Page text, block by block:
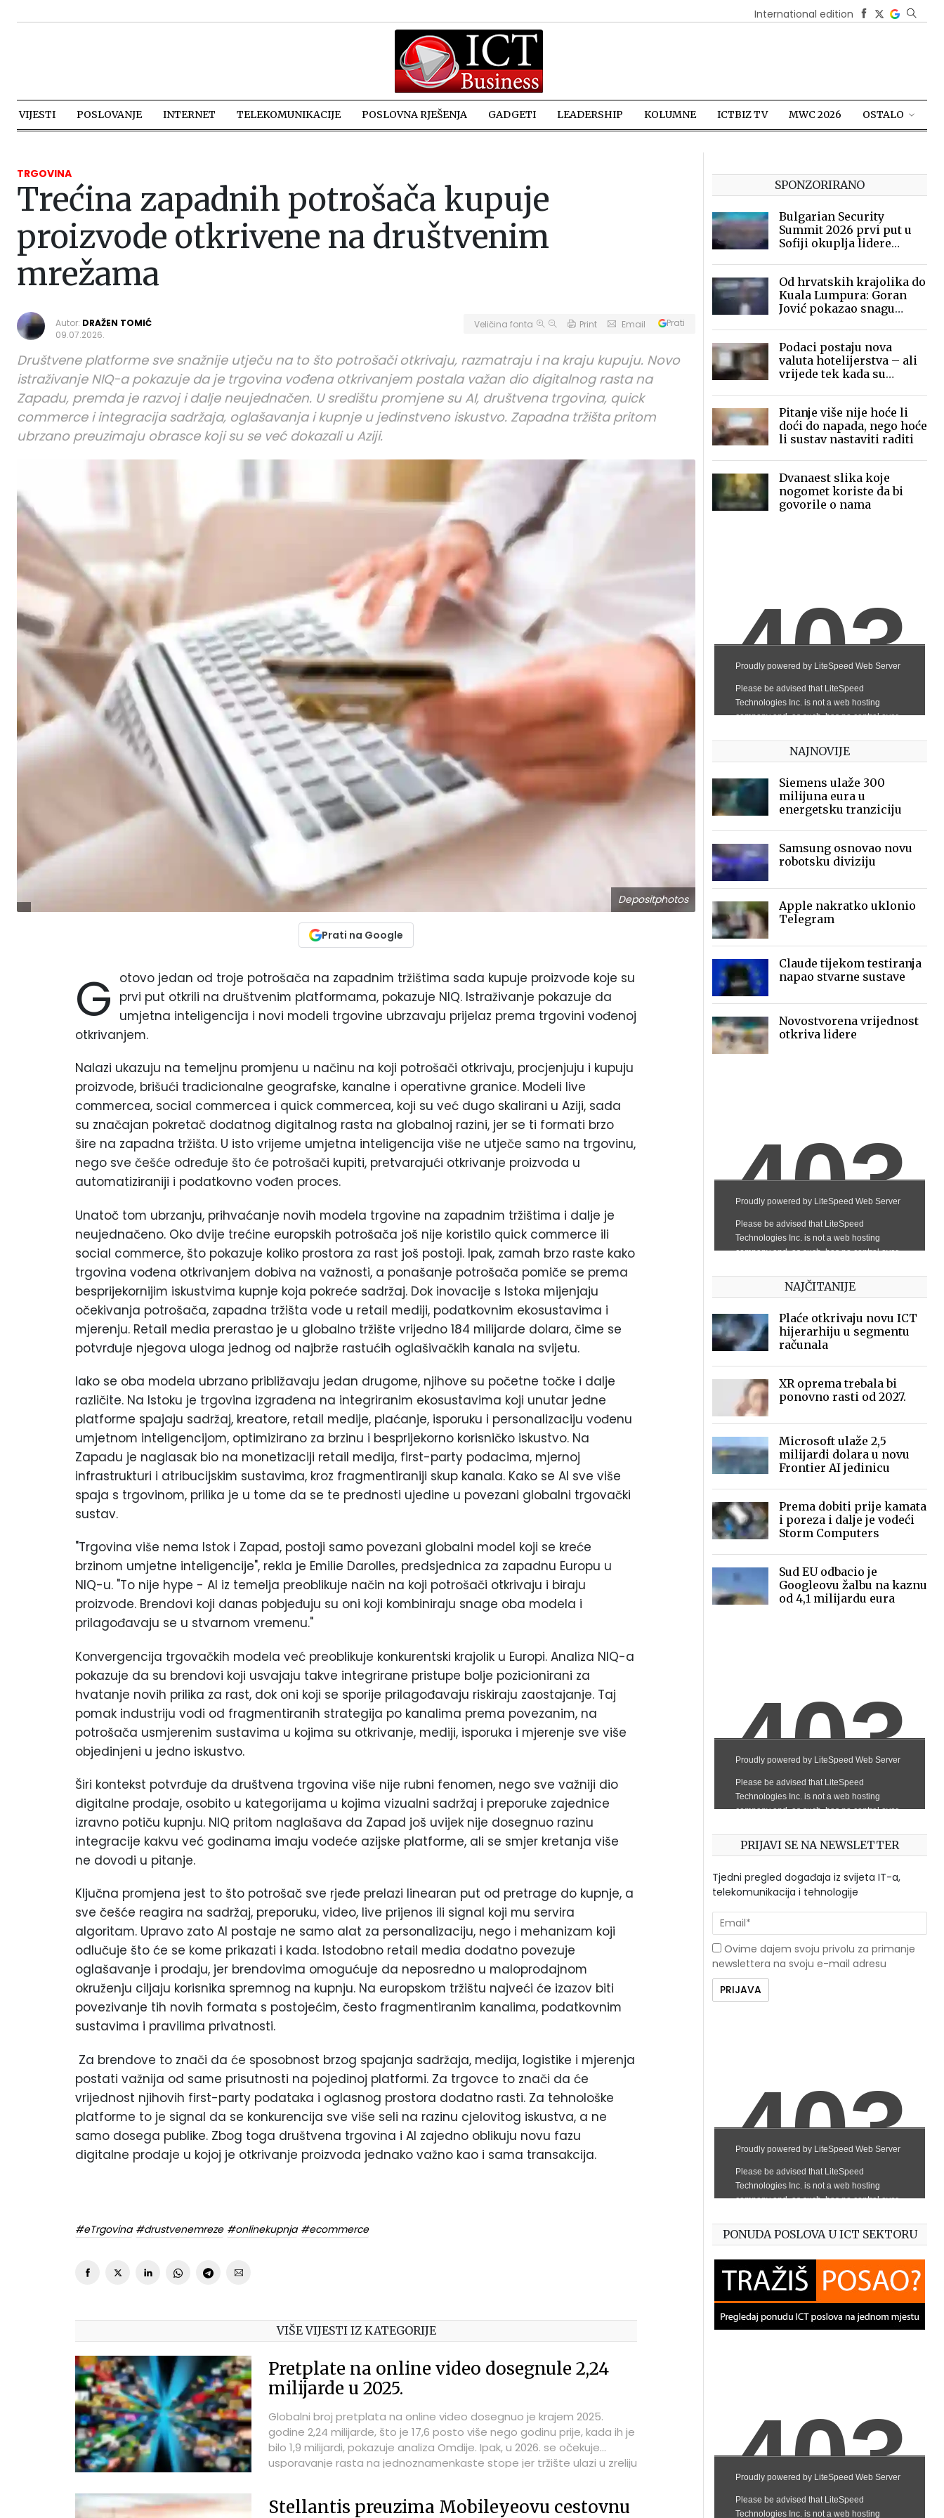
International edition
VIJESTI POSLOVANJE INTERNET TELEKOMUNIKACIJE POSLOVNA RJEŠENJA GADGETI LEADERSHIP KOLUMNE ICTBIZ TV MWC 2026 OSTALO
TRGOVINA
Trećina zapadnih potrošača kupuje
proizvode otkrivene na društvenim
mrežama
Autor: DRAŽEN TOMIĆ
09.07.2026.
Veličina fonta Print Email Prati
Društvene platforme sve snažnije utječu na to što potrošači otkrivaju, razmatraju i na kraju kupuju. Novo
istraživanje NIQ-a pokazuje da je trgovina vođena otkrivanjem postala važan dio digitalnog rasta na
Zapadu, premda je razvoj i dalje neujednačen. U središtu promjene su AI, društvena trgovina, quick
commerce i integracija sadržaja, oglašavanja i kupnje u jedinstveno iskustvo. Zapadna tržišta pritom
ubrzano preuzimaju obrasce koji su se već dokazali u Aziji.
Depositphotos
Prati na Google
G otovo jedan od troje potrošača na zapadnim tržištima sada kupuje proizvode koje su
prvi put otkrili na društvenim platformama, pokazuje NIQ. Istraživanje pokazuje da
umjetna inteligencija i novi modeli trgovine ubrzavaju prijelaz prema trgovini vođenoj
otkrivanjem.
Nalazi ukazuju na temeljnu promjenu u načinu na koji potrošači otkrivaju, procjenjuju i kupuju
proizvode, brišući tradicionalne geografske, kanalne i operativne granice. Modeli live
commercea, social commercea i quick commercea, koji su već dugo skalirani u Aziji, sada
su značajan pokretač dodatnog digitalnog rasta na globalnoj razini, jer se ti formati brzo
šire na zapadna tržišta. U isto vrijeme umjetna inteligencija više ne utječe samo na trgovinu,
nego sve češće određuje što će potrošači kupiti, pretvarajući otkrivanje proizvoda u
automatiziraniji i podatkovno vođen proces.
Unatoč tom ubrzanju, prihvaćanje novih modela trgovine na zapadnim tržištima i dalje je
neujednačeno. Oko dvije trećine europskih potrošača još nije koristilo quick commerce ili
social commerce, što pokazuje koliko prostora za rast još postoji. Ipak, zamah brzo raste kako
trgovina vođena otkrivanjem dobiva na važnosti, a ponašanje potrošača pomiče se prema
besprijekornijim iskustvima kupnje koja pokreće sadržaj. Dok inovacije s Istoka mijenjaju
očekivanja potrošača, zapadna tržišta vode u retail mediji, podatkovnim ekosustavima i
mjerenju. Retail media prerastao je u globalno tržište vrijedno 184 milijarde dolara, čime se
potvrđuje njegova uloga jednog od najbrže rastućih oglašivačkih kanala na svijetu.
Iako se oba modela ubrzano približavaju jedan drugome, njihove su početne točke i dalje
različite. Na Istoku je trgovina izgrađena na integriranim ekosustavima koji unutar jedne
platforme spajaju sadržaj, kreatore, retail medije, plaćanje, isporuku i personalizaciju vođenu
umjetnom inteligencijom, optimizirano za brzinu i besprijekorno korisničko iskustvo. Na
Zapadu je naglasak bio na monetizaciji retail medija, first-party podacima, mjernoj
infrastrukturi i atribucijskim sustavima, kroz fragmentiraniji skup kanala. Kako se AI sve više
spaja s trgovinom, prilika je u tome da se te prednosti ujedine u povezani globalni trgovački
sustav.
"Trgovina više nema Istok i Zapad, postoji samo povezani globalni model koji se kreće
brzinom umjetne inteligencije", rekla je Emilie Darolles, predsjednica za zapadnu Europu u
NIQ-u. "To nije hype - AI iz temelja preoblikuje način na koji potrošači otkrivaju i biraju
proizvode. Brendovi koji danas pobjeđuju su oni koji kombiniraju snage oba modela i
prilagođavaju se u stvarnom vremenu."
Konvergencija trgovačkih modela već preoblikuje konkurentski krajolik u Europi. Analiza NIQ-a
pokazuje da su brendovi koji usvajaju takve integrirane pristupe bolje pozicionirani za
hvatanje novih prilika za rast, dok oni koji se sporije prilagođavaju riskiraju zaostajanje. Taj
pomak industriju vodi od fragmentiranih strategija po kanalima prema povezanim, na
potrošača usmjerenim sustavima u kojima su otkrivanje, mediji, isporuka i mjerenje sve više
objedinjeni u jedno iskustvo.
Širi kontekst potvrđuje da društvena trgovina više nije rubni fenomen, nego sve važniji dio
digitalne prodaje, osobito u kategorijama u kojima vizualni sadržaj i preporuke zajednice
izravno potiču kupnju. NIQ pritom naglašava da Zapad još uvijek nije dosegnuo razinu
integracije kakvu već godinama imaju vodeće azijske platforme, ali se smjer kretanja više
ne dovodi u pitanje.
Ključna promjena jest to što potrošač sve rjeđe prelazi linearan put od pretrage do kupnje, a
sve češće reagira na sadržaj, preporuku, video, live prijenos ili signal koji mu servira
algoritam. Upravo zato AI postaje ne samo alat za personalizaciju, nego i mehanizam koji
odlučuje što će se kome prikazati i kada. Istodobno retail media dodatno povezuje
oglašavanje i prodaju, jer brendovima omogućuje da neposredno u maloprodajnom
okruženju ciljaju korisnika spremnog na kupnju. Na europskom tržištu najveći će izazov biti
povezivanje tih novih formata s postojećim, često fragmentiranim kanalima, podatkovnim
sustavima i pravilima privatnosti.
Za brendove to znači da će sposobnost brzog spajanja sadržaja, medija, logistike i mjerenja
postati važnija od same prisutnosti na pojedinoj platformi. Za trgovce to znači da će
vrijednost njihovih first-party podataka i oglasnog prostora dodatno rasti. Za tehnološke
platforme to je signal da se konkurencija sve više seli na razinu cjelovitog iskustva, a ne
samo dosega publike. Zbog toga društvena trgovina i AI zajedno oblikuju novu fazu
digitalne prodaje u kojoj je otkrivanje proizvoda jednako važno kao i sama transakcija.
#eTrgovina #drustvenemreze #onlinekupnja #ecommerce
VIŠE VIJESTI IZ KATEGORIJE
Pretplate na online video dosegnule 2,24
milijarde u 2025.
Globalni broj pretplata na online video dosegnuo je krajem 2025.
godine 2,24 milijarde, što je 17,6 posto više nego godinu prije, kada ih je
bilo 1,9 milijardi, pokazuje analiza Omdije. Ipak, u 2026. se očekuje
usporavanje rasta na jednoznamenkaste stope jer tržište ulazi u zreliju
Stellantis preuzima Mobileyeovu cestovnu
SPONZORIRANO
Bulgarian Security
Summit 2026 prvi put u
Sofiji okuplja lidere
Od hrvatskih krajolika do
Kuala Lumpura: Goran
Jović pokazao snagu
Podaci postaju nova
valuta hotelijerstva – ali
vrijede tek kada su
Pitanje više nije hoće li
doći do napada, nego hoće
li sustav nastaviti raditi
Dvanaest slika koje
nogomet koriste da bi
govorile o nama
NAJNOVIJE
Siemens ulaže 300
milijuna eura u
energetsku tranziciju
Samsung osnovao novu
robotsku diviziju
Apple nakratko uklonio
Telegram
Claude tijekom testiranja
napao stvarne sustave
Novostvorena vrijednost
otkriva lidere
NAJČITANIJE
Plaće otkrivaju novu ICT
hijerarhiju u segmentu
računala
XR oprema trebala bi
ponovno rasti od 2027.
Microsoft ulaže 2,5
milijardi dolara u novu
Frontier AI jedinicu
Prema dobiti prije kamata
i poreza i dalje je vodeći
Storm Computers
Sud EU odbacio je
Googleovu žalbu na kaznu
od 4,1 milijardu eura
PRIJAVI SE NA NEWSLETTER
Tjedni pregled događaja iz svijeta IT-a,
telekomunikacija i tehnologije
Ovime dajem svoju privolu za primanje
newslettera na svoju e-mail adresu
PONUDA POSLOVA U ICT SEKTORU